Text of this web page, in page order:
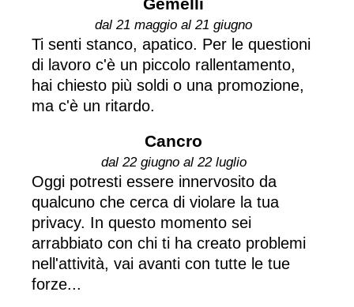
dal 21 maggio al 21 giugno
Ti senti stanco, apatico. Per le questioni
di lavoro c'è un piccolo rallentamento,
hai chiesto più soldi o una promozione,
ma c'è un ritardo.
Cancro
dal 22 giugno al 22 luglio
Oggi potresti essere innervosito da
qualcuno che cerca di violare la tua
privacy. In questo momento sei
arrabbiato con chi ti ha creato problemi
nell'attività, vai avanti con tutte le tue
forze...